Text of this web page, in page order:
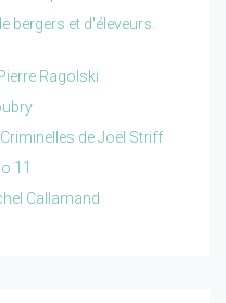
bergers et d'éleveurs.
Ragolski
de Joël Striff
11
Callamand